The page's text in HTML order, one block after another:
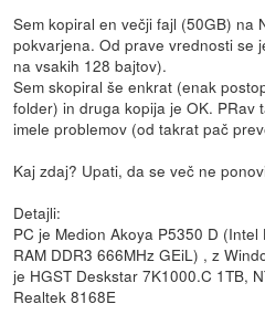
Sem kopiral en večji fajl (50GB) na
pokvarjena. Od prave vrednosti se
na vsakih 128 bajtov).
Sem skopiral še enkrat (enak
folder) in druga kopija je OK. PRav
imele problemov (od takrat pač
Kaj zdaj? Upati, da se več ne
Detajli:
PC je Medion Akoya P5350 D
RAM DDR3 666MHz GEiL) , z
je HGST Deskstar 7K1000.C 1TB,
Realtek 8168E